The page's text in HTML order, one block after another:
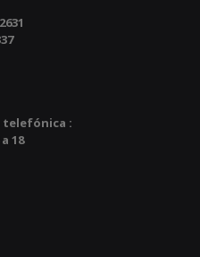
telefónica :
18